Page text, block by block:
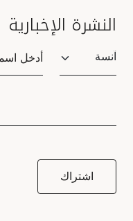
النشرة الإخبارية
Salutation